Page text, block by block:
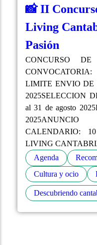
📸 II
Living
Pasión
CONCURSO DE
LIMITE ENVIO DE
2025SELECCION
al 31 de agosto
CALENDARIO:
LIVING
Agenda
Cultura y ocio
Descubriendo